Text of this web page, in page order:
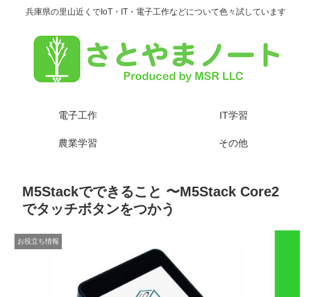
兵庫県の里山近くでIoT・IT・電子工作などについて色々試しています
電子工作 IT学習
農業学習 その他
M5Stackでできること 〜M5Stack Core2
でタッチボタンをつかう
お役立ち情報